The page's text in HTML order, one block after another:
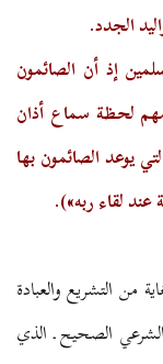
الجدد.
إذ أن الصائمون
لحظة سماع أذان
يوعد الصائمون بها
لقاء ربه»).
من التشريع والعبادة
الصحيح ـ الذي